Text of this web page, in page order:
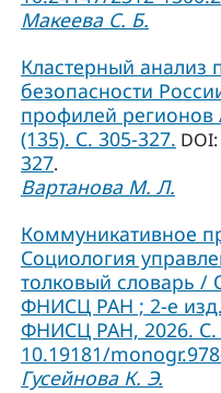
Макеева С. Б.
Кластерный анализ
безопасности
профилей
(135). С. 305-327. DOI:
327.
Вартанова М. Л.
Коммуникативное
Социология
толковый словарь /
ФНИСЦ РАН ; 2-е
ФНИСЦ РАН, 2026. С.
10.19181/
Гусейнова К. Э.